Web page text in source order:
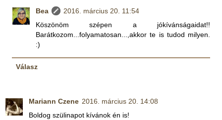
Bea
2016. március 20. 11:54
Köszönöm szépen a jókívánságaidat!!
Barátkozom...folyamatosan...,akkor te is tudod milyen.
:)
Válasz
Mariann Czene 2016. március 20. 14:08
Boldog szülinapot kívánok én is!